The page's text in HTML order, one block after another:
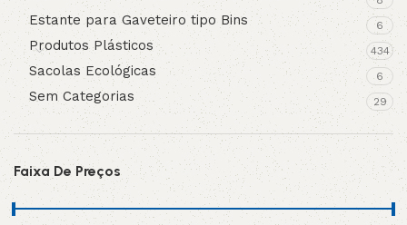
Estante para Gaveteiro tipo Bins 6
Produtos Plásticos 434
Sacolas Ecológicas 6
Sem Categorias 29
Faixa De Preços